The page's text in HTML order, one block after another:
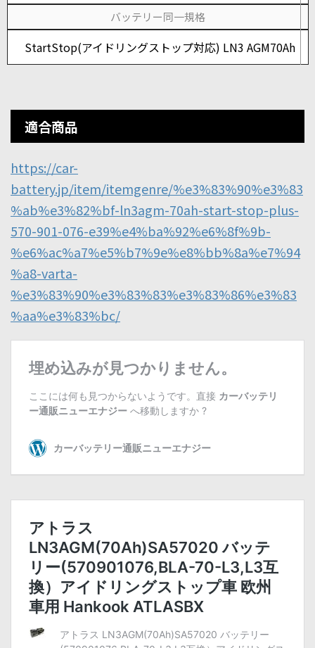
バッテリー同一規格
StartStop(アイドリングストップ対応) LN3 AGM70Ah
適合商品
https://car-
battery.jp/item/itemgenre/%e3%83%90%e3%83
%ab%e3%82%bf-ln3agm-70ah-start-stop-plus-
570-901-076-e39%e4%ba%92%e6%8f%9b-
%e6%ac%a7%e5%b7%9e%e8%bb%8a%e7%94
%a8-varta-
%e3%83%90%e3%83%83%e3%83%86%e3%83
%aa%e3%83%bc/